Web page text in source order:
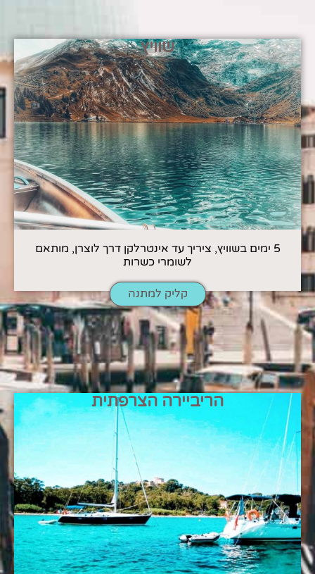
שוויץ
5 ימים בשוויץ, ציריך עד אינטרלקן דרך לוצרן, מותאם
לשומרי כשרות
קליק למתנה
הריביירה הצרפתית